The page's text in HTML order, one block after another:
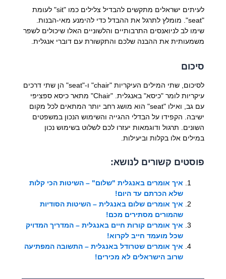
לעיתים ישראלים מתקשים להבדיל צלילים כמו "sit" לעומת
"seat". מומלץ לתרגל את ההבדל כדי להימנע מאי-הבנות.
שימו לב לניואנסים התרבותיים והלשוניים האלו שיכולים לשפר
משמעותית את ההבנה שלכם והתקשורת עם דוברי אנגלית.
סיכום
לסיכום, שתי המילים העיקריות "chair" ו-"seat" הן שתי דרכים
עיקריות לומר "כיסא" באנגלית. "Chair" מתאר כיסא ספציפי
עם גב, ואילו "seat" הוא מושג רחב יותר המתאים לכל מקום
ישיבה. הקפידו על הבדלי ההגייה והשימוש הנכון במשפטים
השונים. תרגול ודוגמאות יעזרו לכם לשלוט בשימוש נכון
במילים אלו בקלות וביעילות.
פוסטים קשורים לנושא:
איך אומרים באנגלית "שלום" – השיטות הכי קלות
שלא הכרתם עד היום!
איך אומרים שלום באנגלית – השיטות הסודיות
שהמורים מסתירים מכם!
איך אומרים קורות חיים באנגלית – המדריך המדויק
שכל מועמד חייב לקרוא!
איך אומרים שטרודל באנגלית – התשובה המפתיעה
שרוב הישראלים לא מכירים!